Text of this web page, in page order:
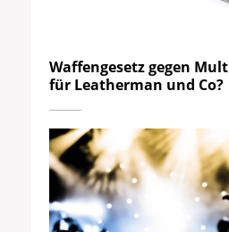
Waffengesetz gegen
für Leatherman und Co?